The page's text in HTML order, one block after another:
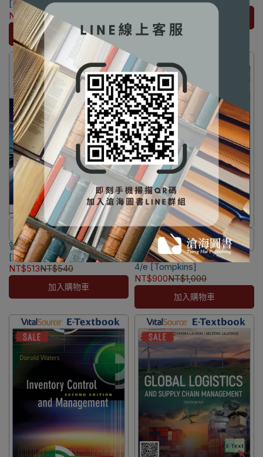
✅訂購數量5本以上另有優惠，請
洽LINE客服訂購
[Richards] 9781789668407
NT$1,596NT$1,680
加入購物車
洽LINE客服訂購
⛔書籍商品一經拆除膠膜，除非
瑕疵換書不提供退貨與退款
✅訂購數量5本以上另有優惠，請
洽LINE客服訂購
管理科學-實用管理決策工具
[陳明德/陳武林著]
9789865937003
NT$513NT$540
加入購物車
⚠️本產品屬於數位內容服務，一
經購買不提供退貨與退款
⚠️電子書產品僅限台灣境內使
用，海外IP無法註冊成功
【電子書】Facilities Planning
4/e [Tompkins]
NT$900NT$1,000
加入購物車